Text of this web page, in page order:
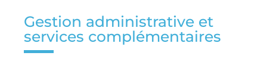
Gestion administrative et
services complémentaires